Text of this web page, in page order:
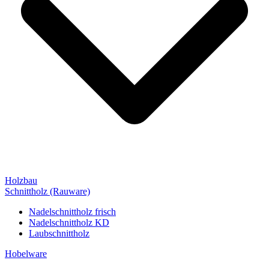
Holzbau
Schnittholz (Rauware)
Nadelschnittholz frisch
Nadelschnittholz KD
Laubschnittholz
Hobelware